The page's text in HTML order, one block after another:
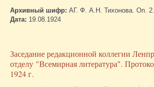
Архивный шифр: АГ. Ф. А.Н. Тихонова. Оп.
Дата: 19.08.1924
Заседание редакционной коллегии
отделу "Всемирная литература".
1924 г.